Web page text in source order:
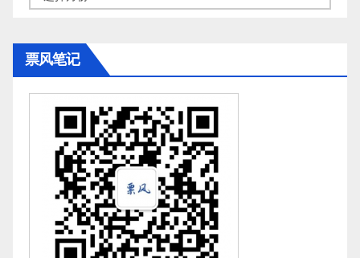
档
票风笔记